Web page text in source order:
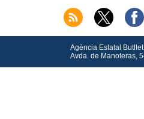
Agència Estatal
Avda.de Manoteras,